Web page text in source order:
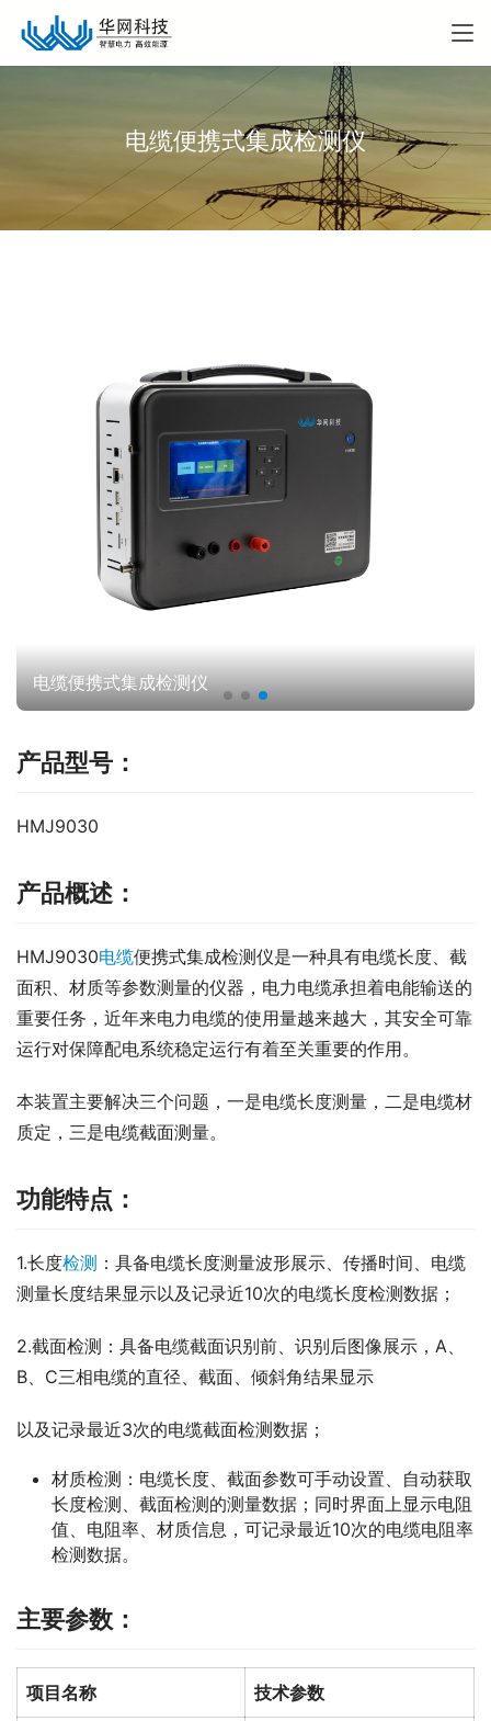
电缆便携式集成检测仪
电缆便携式集成检测仪
产品型号：
HMJ9030
产品概述：
HMJ9030电缆便携式集成检测仪是一种具有电缆长度、截
面积、材质等参数测量的仪器，电力电缆承担着电能输送的
重要任务，近年来电力电缆的使用量越来越大，其安全可靠
运行对保障配电系统稳定运行有着至关重要的作用。
本装置主要解决三个问题，一是电缆长度测量，二是电缆材
质定，三是电缆截面测量。
功能特点：
1.长度检测 ：具备电缆长度测量波形展示、传播时间、电缆
测量长度结果显示以及记录近10次的电缆长度检测数据；
2.截面检测：具备电缆截面识别前、识别后图像展示，A、
B、C三相电缆的直径、截面、倾斜角结果显示
以及记录最近3次的电缆截面检测数据；
材质检测：电缆长度、截面参数可手动设置、自动获取
长度检测、截面检测的测量数据；同时界面上显示电阻
值、电阻率、材质信息，可记录最近10次的电缆电阻率
检测数据。
主要参数：
项目名称 技术参数